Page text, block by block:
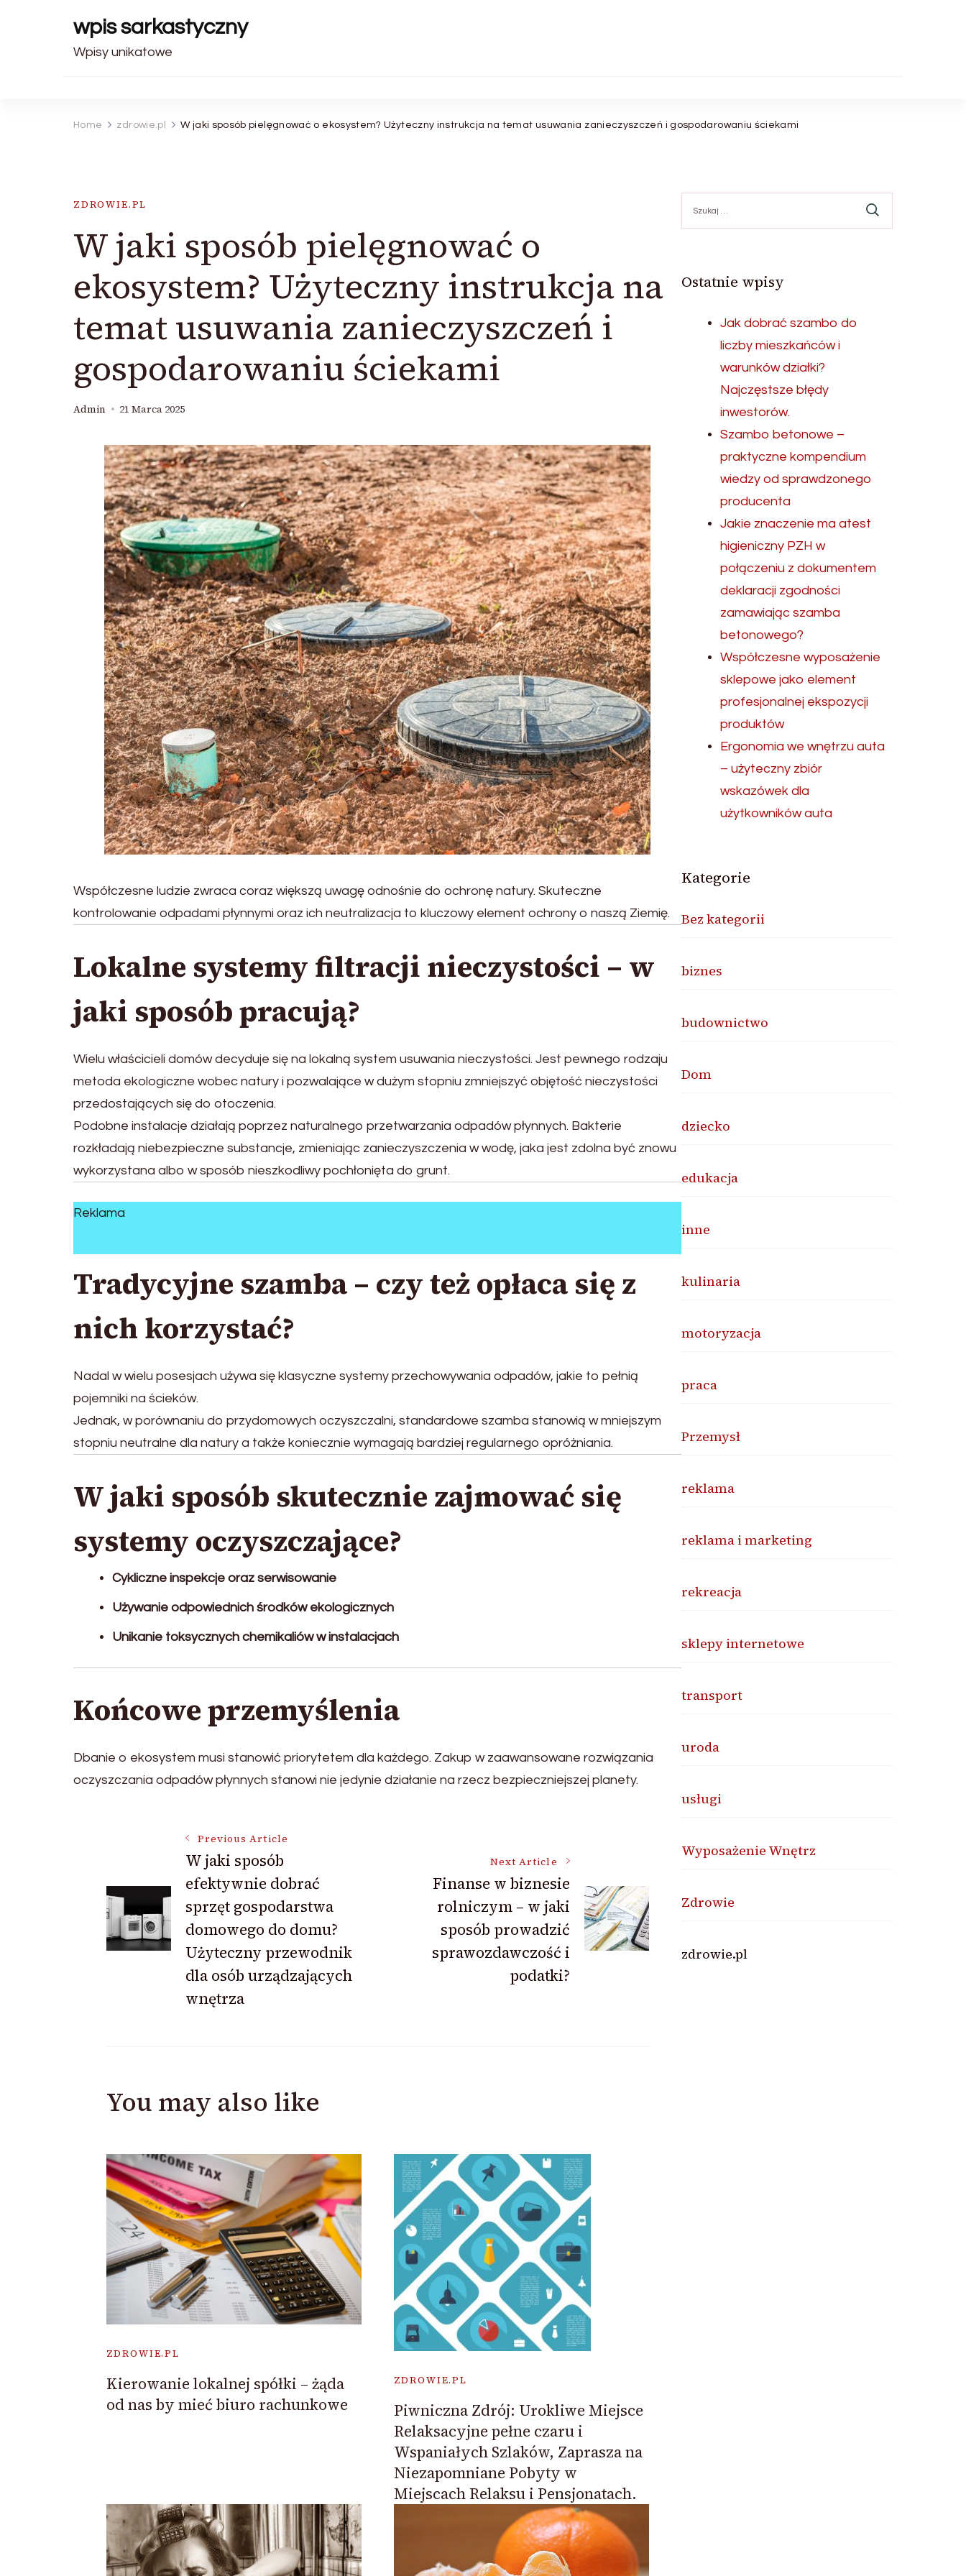
wpis sarkastyczny
Wpisy unikatowe
Home zdrowie.pl W jaki sposób pielęgnować o ekosystem? Użyteczny instrukcja na temat usuwania zanieczyszczeń i gospodarowaniu ściekami
ZDROWIE.PL
W jaki sposób pielęgnować o
ekosystem? Użyteczny instrukcja na
temat usuwania zanieczyszczeń i
gospodarowaniu ściekami
Admin 21 Marca 2025
Współczesne ludzie zwraca coraz większą uwagę odnośnie do ochronę natury. Skuteczne
kontrolowanie odpadami płynnymi oraz ich neutralizacja to kluczowy element ochrony o naszą Ziemię.
Lokalne systemy filtracji nieczystości – w
jaki sposób pracują?
Wielu właścicieli domów decyduje się na lokalną system usuwania nieczystości. Jest pewnego rodzaju
metoda ekologiczne wobec natury i pozwalające w dużym stopniu zmniejszyć objętość nieczystości
przedostających się do otoczenia.
Podobne instalacje działają poprzez naturalnego przetwarzania odpadów płynnych. Bakterie
rozkładają niebezpieczne substancje, zmieniając zanieczyszczenia w wodę, jaka jest zdolna być znowu
wykorzystana albo w sposób nieszkodliwy pochłonięta do grunt.
Reklama
Tradycyjne szamba – czy też opłaca się z
nich korzystać?
Nadal w wielu posesjach używa się klasyczne systemy przechowywania odpadów, jakie to pełnią
pojemniki na ścieków.
Jednak, w porównaniu do przydomowych oczyszczalni, standardowe szamba stanowią w mniejszym
stopniu neutralne dla natury a także koniecznie wymagają bardziej regularnego opróżniania.
W jaki sposób skutecznie zajmować się
systemy oczyszczające?
Cykliczne inspekcje oraz serwisowanie
Używanie odpowiednich środków ekologicznych
Unikanie toksycznych chemikaliów w instalacjach
Końcowe przemyślenia
Dbanie o ekosystem musi stanowić priorytetem dla każdego. Zakup w zaawansowane rozwiązania
oczyszczania odpadów płynnych stanowi nie jedynie działanie na rzecz bezpieczniejszej planety.
Navigation
Previous Article
W jaki sposób
efektywnie dobrać
sprzęt gospodarstwa
domowego do domu?
Użyteczny przewodnik
dla osób urządzających
wnętrza
Next Article
Finanse w biznesie
rolniczym – w jaki
sposób prowadzić
sprawozdawczość i
podatki?
You may also like
ZDROWIE.PL
Kierowanie lokalnej spółki – żąda
od nas by mieć biuro rachunkowe
ZDROWIE.PL
Piwniczna Zdrój: Urokliwe Miejsce
Relaksacyjne pełne czaru i
Wspaniałych Szlaków, Zaprasza na
Niezapomniane Pobyty w
Miejscach Relaksu i Pensjonatach.
Ostatnie wpisy
Jak dobrać szambo do
liczby mieszkańców i
warunków działki?
Najczęstsze błędy
inwestorów.
Szambo betonowe –
praktyczne kompendium
wiedzy od sprawdzonego
producenta
Jakie znaczenie ma atest
higieniczny PZH w
połączeniu z dokumentem
deklaracji zgodności
zamawiając szamba
betonowego?
Współczesne wyposażenie
sklepowe jako element
profesjonalnej ekspozycji
produktów
Ergonomia we wnętrzu auta
– użyteczny zbiór
wskazówek dla
użytkowników auta
Kategorie
Bez kategorii
biznes
budownictwo
Dom
dziecko
edukacja
inne
kulinaria
motoryzacja
praca
Przemysł
reklama
reklama i marketing
rekreacja
sklepy internetowe
transport
uroda
usługi
Wyposażenie Wnętrz
Zdrowie
zdrowie.pl